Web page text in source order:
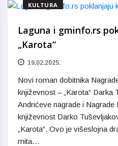
KULTURA
Laguna i gminfo.rs
„Karota“
19.02.2025.
Novi roman dobitnika
književnost – „Karota“ Darka
Andrićeve nagrade i Nagrade
književnost Darko
„Karota“. Ovo je višeslojna
mita…